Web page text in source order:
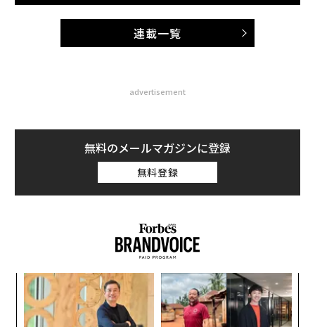
連載一覧
advertisement
無料のメールマガジンに登録
無料登録